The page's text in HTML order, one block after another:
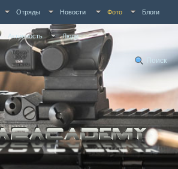
Отряды Новости Фото Блоги
Активность Люди
Поиск